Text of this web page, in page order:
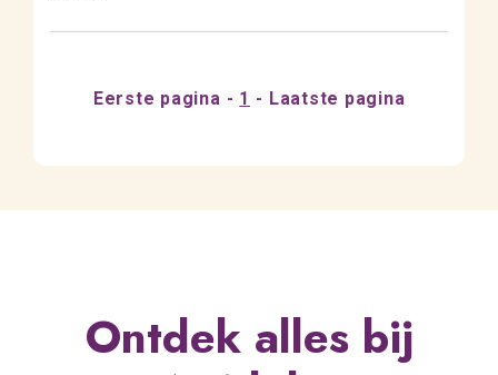
Eerste pagina 1 Laatste pagina
Ontdek alles bij